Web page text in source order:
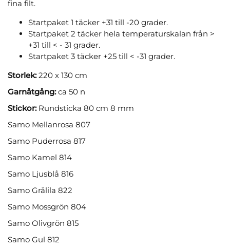
fina filt.
Startpaket 1 täcker +31 till -20 grader.
Startpaket 2 täcker hela temperaturskalan från >
+31 till < - 31 grader.
Startpaket 3 täcker +25 till < -31 grader.
Storlek:220 x 130 cm
Garnåtgång:ca 50 n
Stickor: Rundsticka 80 cm 8 mm
Samo Mellanrosa 807
Samo Puderrosa 817
Samo Kamel 814
Samo Ljusblå 816
Samo Grålila 822
Samo Mossgrön 804
Samo Olivgrön 815
Samo Gul 812